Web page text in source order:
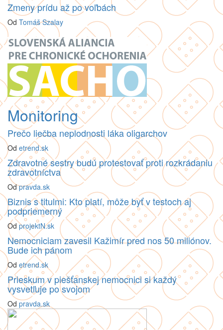
Zmeny prídu až po voľbách
Od Tomáš Szalay
Monitoring
Prečo liečba neplodnosti láka oligarchov
Od etrend.sk
Zdravotné sestry budú protestovať proti rozkrádaniu
zdravotníctva
Odpravda.sk
Biznis s titulmi: Kto platí, môže byť v testoch aj
podpriemerný
OdprojektN.sk
Nemocniciam zavesil Kažimír pred nos 50 miliónov.
Bude ich pánom
Od etrend.sk
Prieskum v piešťanskej nemocnici si každý
vysvetľuje po svojom
Od pravda.sk